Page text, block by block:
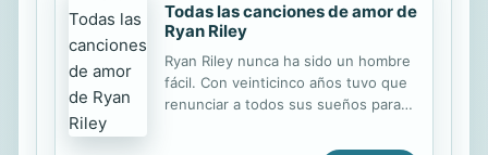
Todas las canciones de amor de
Ryan Riley
Ryan Riley nunca ha sido un hombre
fácil. Con veinticinco años tuvo que
renunciar a todos sus sueños para
empresa familiar. Jamás habla de